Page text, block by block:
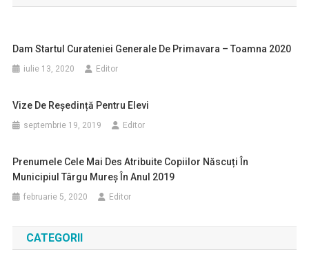
articole
Dam Startul Curateniei Generale De Primavara – Toamna 2020
iulie 13, 2020 Editor
Vize De Reședință Pentru Elevi
septembrie 19, 2019 Editor
Prenumele Cele Mai Des Atribuite Copiilor Născuți În
Municipiul Târgu Mureș În Anul 2019
februarie 5, 2020 Editor
CATEGORII